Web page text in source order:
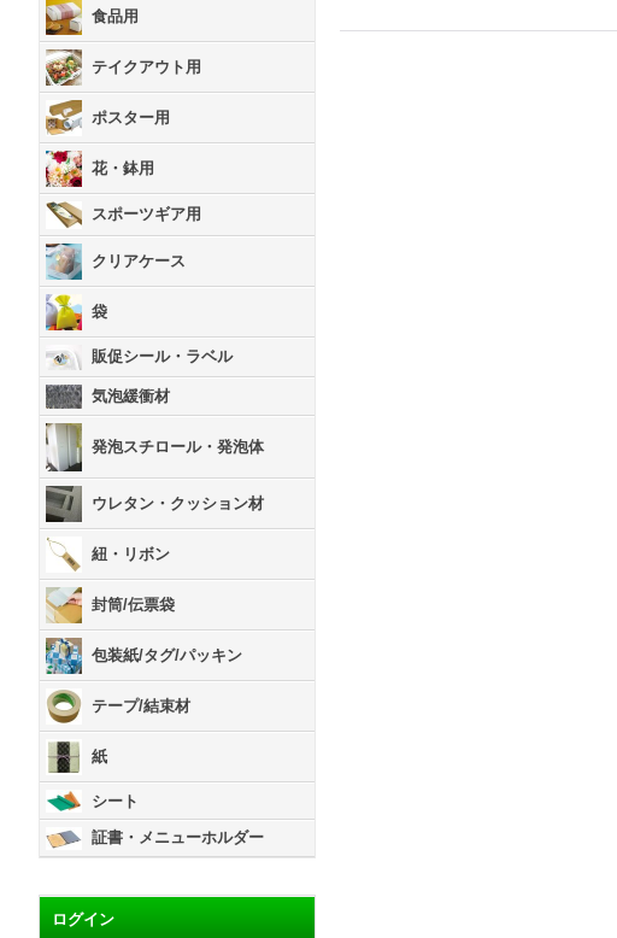
食品用
テイクアウト用
ポスター用
花・鉢用
スポーツギア用
クリアケース
袋
販促シール・ラベル
気泡緩衝材
発泡スチロール・発泡体
ウレタン・クッション材
紐・リボン
封筒/伝票袋
包装紙/タグ/パッキン
テープ/結束材
紙
シート
証書・メニューホルダー
ログイン